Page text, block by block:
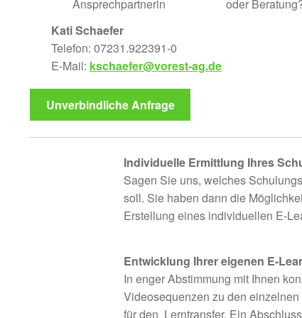
oder
Kati Schaefer
Telefon: 07231.922391-0
E-Mail: kschaefer@vorest-ag.de
Unverbindliche Anfrage
Individuelle Ermittlung Ihres
Sagen Sie uns, welches
soll. Sie haben dann die
Erstellung eines individuellen E-
Entwicklung Ihrer eigenen E-
In enger Abstimmung mit Ihnen
Videosequenzen zu den
für den Lerntransfer. Ein